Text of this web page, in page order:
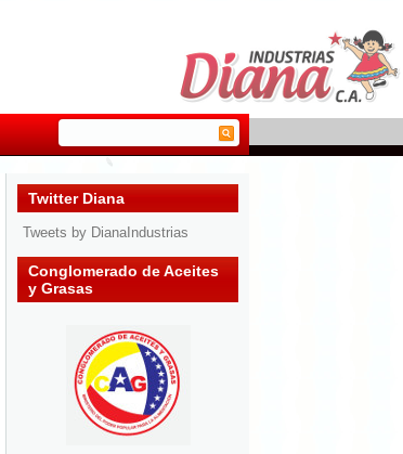
Twitter Diana
Tweets by DianaIndustrias
Conglomerado de Aceites
y Grasas